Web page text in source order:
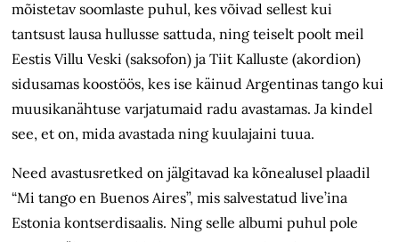
mõistetav soomlaste puhul, kes võivad sellest kui
tantsust lausa hullusse sattuda, ning teiselt poolt meil
Eestis Villu Veski (saksofon) ja Tiit Kalluste (akordion)
sidusamas koostöös, kes ise käinud Argentinas tango kui
muusikanähtuse varjatumaid radu avastamas. Ja kindel
see, et on, mida avastada ning kuulajaini tuua.
Need avastusretked on jälgitavad ka kõnealusel plaadil
“Mi tango en Buenos Aires”, mis salvestatud live’ina
Estonia kontserdisaalis. Ning selle albumi puhul pole